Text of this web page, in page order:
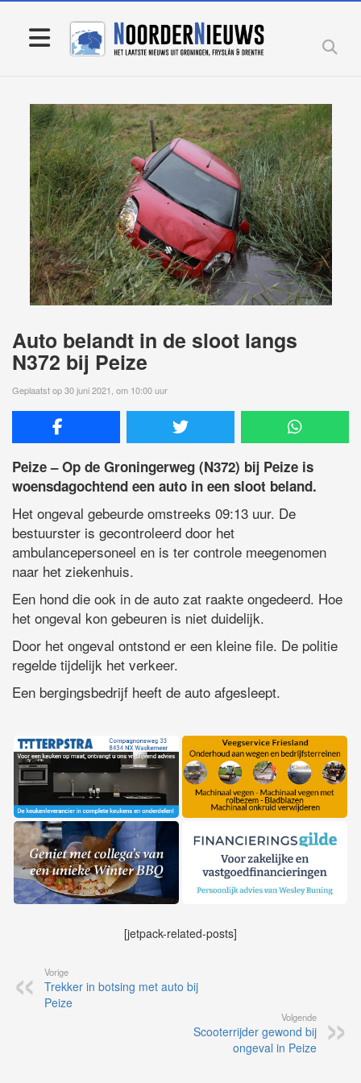
Auto belandt in de sloot langs
N372 bij Peize
Geplaatst op 30 juni 2021, om 10:00 uur
Peize – Op de Groningerweg (N372) bij Peize is
woensdagochtend een auto in een sloot beland.
Het ongeval gebeurde omstreeks 09:13 uur. De
bestuurster is gecontroleerd door het
ambulancepersoneel en is ter controle meegenomen
naar het ziekenhuis.
Een hond die ook in de auto zat raakte ongedeerd. Hoe
het ongeval kon gebeuren is niet duidelijk.
Door het ongeval ontstond er een kleine file. De politie
regelde tijdelijk het verkeer.
Een bergingsbedrijf heeft de auto afgesleept.
[jetpack-related-posts]
Vorige
Trekker in botsing met auto bij
Peize
Volgende
Scooterrijder gewond bij
ongeval in Peize